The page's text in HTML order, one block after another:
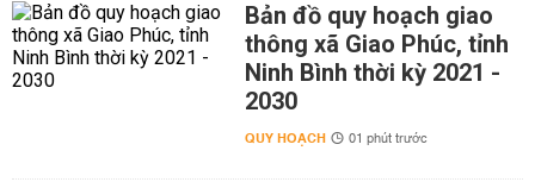
Bản đồ quy hoạch giao
thông xã Giao Phúc, tỉnh
Ninh Bình thời kỳ 2021 -
2030
QUY HOẠCH 01 phút trước